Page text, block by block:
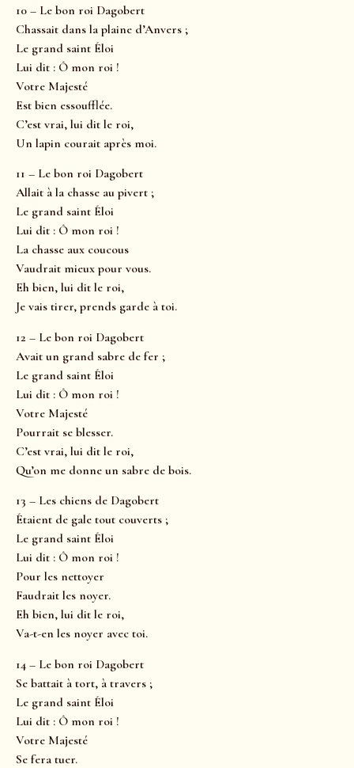
10 – Le bon roi Dagobert
Chassait dans la plaine d’Anvers ;
Le grand saint Éloi
Lui dit : Ô mon roi !
Votre Majesté
Est bien essoufflée.
C’est vrai, lui dit le roi,
Un lapin courait après moi.
11 – Le bon roi Dagobert
Allait à la chasse au pivert ;
Le grand saint Éloi
Lui dit : Ô mon roi !
La chasse aux coucous
Vaudrait mieux pour vous.
Eh bien, lui dit le roi,
Je vais tirer, prends garde à toi.
12 – Le bon roi Dagobert
Avait un grand sabre de fer ;
Le grand saint Éloi
Lui dit : Ô mon roi !
Votre Majesté
Pourrait se blesser.
C’est vrai, lui dit le roi,
Qu’on me donne un sabre de bois.
13 – Les chiens de Dagobert
Étaient de gale tout couverts ;
Le grand saint Éloi
Lui dit : Ô mon roi !
Pour les nettoyer
Faudrait les noyer.
Eh bien, lui dit le roi,
Va-t-en les noyer avec toi.
14 – Le bon roi Dagobert
Se battait à tort, à travers ;
Le grand saint Éloi
Lui dit : Ô mon roi !
Votre Majesté
Se fera tuer.